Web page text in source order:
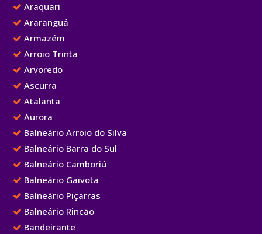
Araquari
Araranguá
Armazém
Arroio Trinta
Arvoredo
Ascurra
Atalanta
Aurora
Balneário Arroio do Silva
Balneário Barra do Sul
Balneário Camboriú
Balneário Gaivota
Balneário Piçarras
Balneário Rincão
Bandeirante